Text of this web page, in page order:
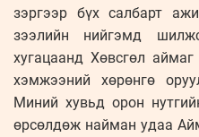
зэргээр бүх салбарт
зээлийн нийгэмд
хугацаанд Хөвсгөл
хэмжээний хөрөнгө
Миний хувьд орон
өрсөлдөж найман удаа